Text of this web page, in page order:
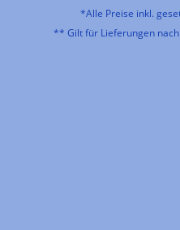
*Alle Preise inkl.
** Gilt für Lieferungen